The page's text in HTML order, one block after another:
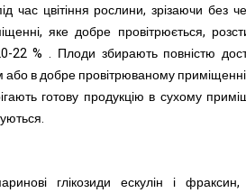
час цвітіння рослини, зрізаючи без
яке добре провітрюється,
22 % . Плоди збирають повністю
або в добре провітрюваному
готову продукцію в сухому
глікозиди ескулін і